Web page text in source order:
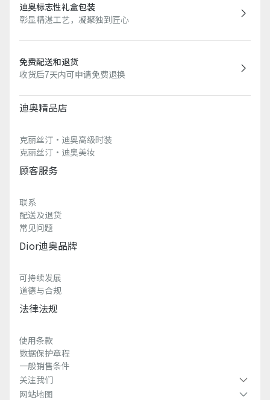
迪奥标志性礼盒包装
彰显精湛工艺，凝聚独到匠心
免费配送和退货
收货后7天内可申请免费退换
迪奥精品店
克丽丝汀·迪奥高级时装
克丽丝汀·迪奥美妆
顾客服务
联系
配送及退货
常见问题
Dior迪奥品牌
可持续发展
道德与合规
法律法规
使用条款
数据保护章程
一般销售条件
关注我们
网站地图